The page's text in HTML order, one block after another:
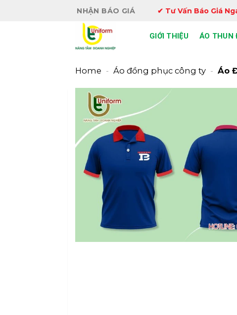
NHẬN BÁO GIÁ ✔ Tư Vấn Báo Giá
GIỚI THIỆU ÁO THUN
Home - Áo đồng phục công ty - Áo